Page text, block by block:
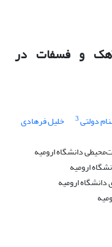
و فسفات در
دولتی3 خلیل فرهادی
دانشگاه ارومیه
ارومیه
ارومیه